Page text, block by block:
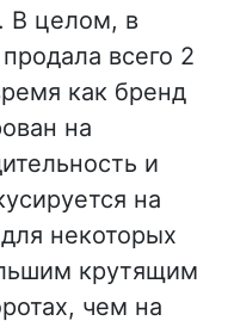
В целом, в
всего 2
как бренд
на
и
на
некоторых
крутящим
чем на